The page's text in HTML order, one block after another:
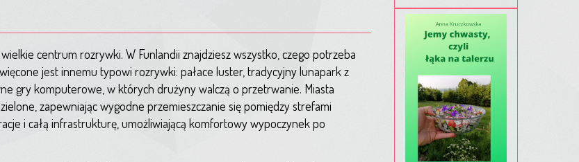
centrum rozrywki. W Funlandii znajdziesz wszystko, czego potrzeba
jest innemu typowi rozrywki: pałace luster, tradycyjny lunapark z
gry komputerowe, w których drużyny walczą o przetrwanie. Miasta
zapewniając wygodne przemieszczanie się pomiędzy strefami
i całą infrastrukturę, umożliwiającą komfortowy wypoczynek po